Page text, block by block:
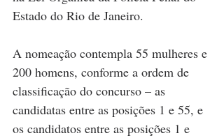
Estado do Rio de Janeiro.
A nomeação contempla 55 mulheres e
200 homens, conforme a ordem de
classificação do concurso – as
candidatas entre as posições 1 e 55, e
os candidatos entre as posições 1 e